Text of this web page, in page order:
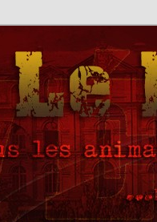
Le Libertaire